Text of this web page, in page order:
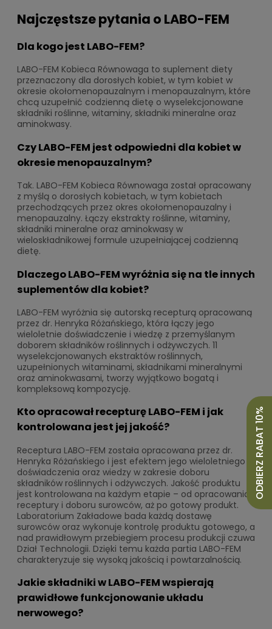
Najczęstsze pytania o LABO-FEM
Dla kogo jest LABO-FEM?
LABO-FEM Kobieca Równowaga to suplement diety
przeznaczony dla dorosłych kobiet, w tym kobiet w
okresie okołomenopauzalnym i menopauzalnym, które
chcą uzupełnić codzienną dietę o wyselekcjonowane
składniki roślinne, witaminy, składniki mineralne oraz
aminokwasy.
Czy LABO-FEM jest odpowiedni dla kobiet w
okresie menopauzalnym?
Tak. LABO-FEM Kobieca Równowaga został opracowany
z myślą o dorosłych kobietach, w tym kobietach
przechodzących przez okres okołomenopauzalny i
menopauzalny. Łączy ekstrakty roślinne, witaminy,
składniki mineralne oraz aminokwasy w
wieloskładnikowej formule uzupełniającej codzienną
dietę.
Dlaczego LABO-FEM wyróżnia się na tle innych
suplementów dla kobiet?
LABO-FEM wyróżnia się autorską recepturą opracowaną
przez dr. Henryka Różańskiego, która łączy jego
wieloletnie doświadczenie i wiedzę z przemyślanym
doborem składników roślinnych i odżywczych. 11
wyselekcjonowanych ekstraktów roślinnych,
uzupełnionych witaminami, składnikami mineralnymi
oraz aminokwasami, tworzy wyjątkowo bogatą i
kompleksową kompozycję.
Kto opracował recepturę LABO-FEM i jak
kontrolowana jest jej jakość?
Receptura LABO-FEM została opracowana przez dr.
Henryka Różańskiego i jest efektem jego wieloletniego
doświadczenia oraz wiedzy w zakresie doboru
składników roślinnych i odżywczych. Jakość produktu
jest kontrolowana na każdym etapie – od opracowania
receptury i doboru surowców, aż po gotowy produkt.
Laboratorium Zakładowe bada każdą dostawę
surowców oraz wykonuje kontrolę produktu gotowego, a
nad prawidłowym przebiegiem procesu produkcji czuwa
Dział Technologii. Dzięki temu każda partia LABO-FEM
charakteryzuje się wysoką jakością i powtarzalnością.
Jakie składniki w LABO-FEM wspierają
prawidłowe funkcjonowanie układu
nerwowego?
ODBIERZ RABAT 10%